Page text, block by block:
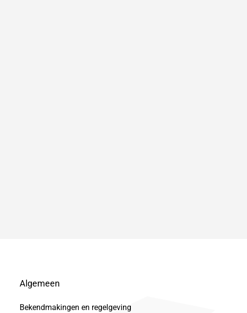
Algemeen
Bekendmakingen en regelgeving